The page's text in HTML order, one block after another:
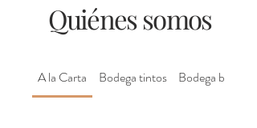
Quiénes somos
A la Carta Bodega tintos Bodega blancos